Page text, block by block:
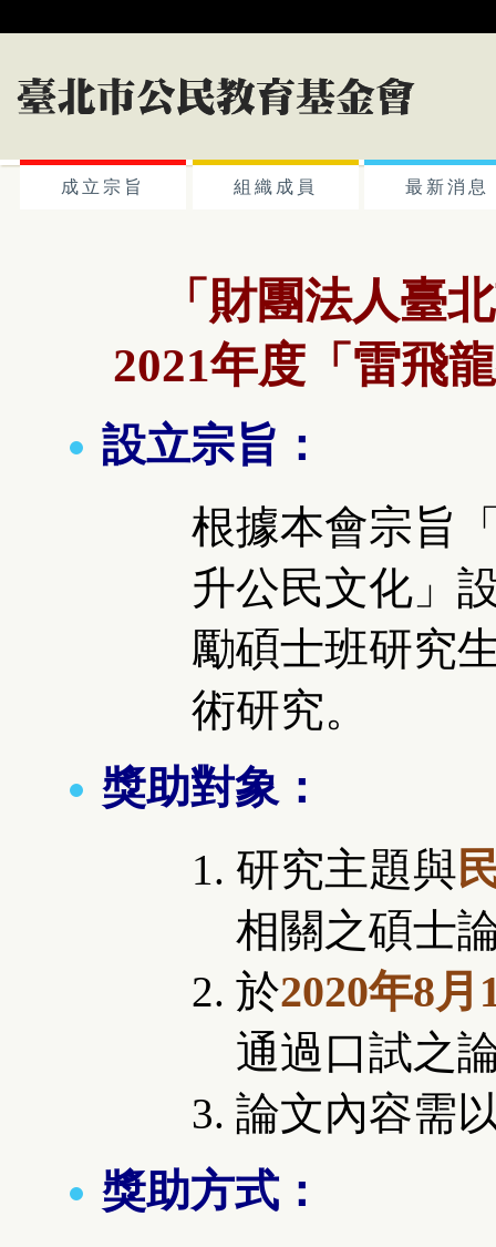
成立宗旨 組織成員 最新消息
「財團法人臺
2021年度 「 雷飛
設立宗旨：
根據本會宗旨
升公民文化」
勵碩士班研究
術研究。
獎助對象：
研究主題與
相關之碩士
於2020年8月
通過口試之
論文內容需
獎助方式：